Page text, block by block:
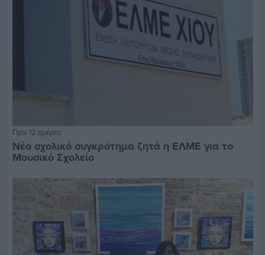
Πριν 12 ημέρες
Νέο σχολικό συγκρότημα ζητά η ΕΛΜΕ για το
Μουσικό Σχολείο